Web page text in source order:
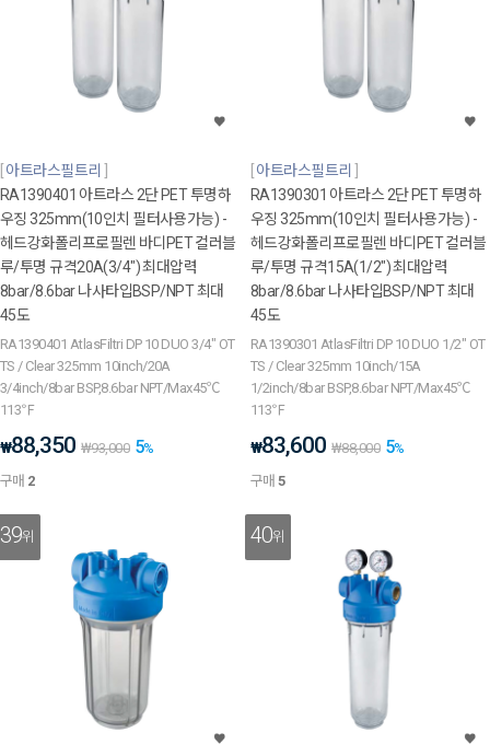
아트라스필트리
RA1390401 아트라스 2단 PET 투명하
우징 325mm(10인치 필터사용가능) -
헤드강화폴리프로필렌 바디PET 컬러블
루/투명 규격20A(3/4") 최대압력
8bar/8.6bar 나사타입BSP/NPT 최대
45도
RA1390401 AtlasFiltri DP 10 DUO 3/4" OT
TS / Clear 325mm 10inch/20A
3/4inch/8bar BSP,8.6bar NPT/Max45℃
113℉
₩88,350 ₩93,000 5%
구매 2
아트라스필트리
RA1390301 아트라스 2단 PET 투명하
우징 325mm(10인치 필터사용가능) -
헤드강화폴리프로필렌 바디PET 컬러블
루/투명 규격15A(1/2") 최대압력
8bar/8.6bar 나사타입BSP/NPT 최대
45도
RA1390301 AtlasFiltri DP 10 DUO 1/2" OT
TS / Clear 325mm 10inch/15A
1/2inch/8bar BSP,8.6bar NPT/Max45℃
113℉
₩83,600 ₩88,000 5%
구매5
39위 40위